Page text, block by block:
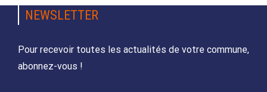
NEWSLETTER
Pour recevoir toutes les actualités de votre commune,
abonnez-vous !